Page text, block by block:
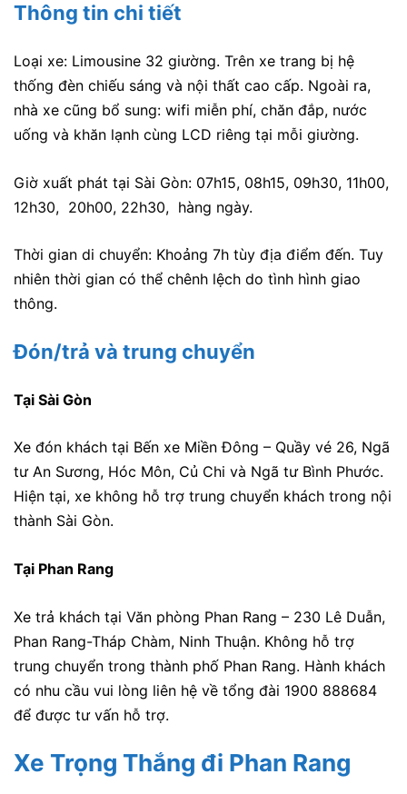
Thông tin chi tiết
Loại xe: Limousine 32 giường. Trên xe trang bị hệ
thống đèn chiếu sáng và nội thất cao cấp. Ngoài ra,
nhà xe cũng bổ sung: wifi miễn phí, chăn đắp, nước
uống và khăn lạnh cùng LCD riêng tại mỗi giường.
Giờ xuất phát tại Sài Gòn: 07h15, 08h15, 09h30, 11h00,
12h30, 20h00, 22h30, hàng ngày.
Thời gian di chuyển: Khoảng 7h tùy địa điểm đến. Tuy
nhiên thời gian có thể chênh lệch do tình hình giao
thông.
Đón/trả và trung chuyển
Tại Sài Gòn
Xe đón khách tại Bến xe Miền Đông – Quầy vé 26, Ngã
tư An Sương, Hóc Môn, Củ Chi và Ngã tư Bình Phước.
Hiện tại, xe không hỗ trợ trung chuyển khách trong nội
thành Sài Gòn.
Tại Phan Rang
Xe trả khách tại Văn phòng Phan Rang – 230 Lê Duẫn,
Phan Rang-Tháp Chàm, Ninh Thuận. Không hỗ trợ
trung chuyển trong thành phố Phan Rang. Hành khách
có nhu cầu vui lòng liên hệ về tổng đài 1900 888684
để được tư vấn hỗ trợ.
Xe Trọng Thắng đi Phan Rang